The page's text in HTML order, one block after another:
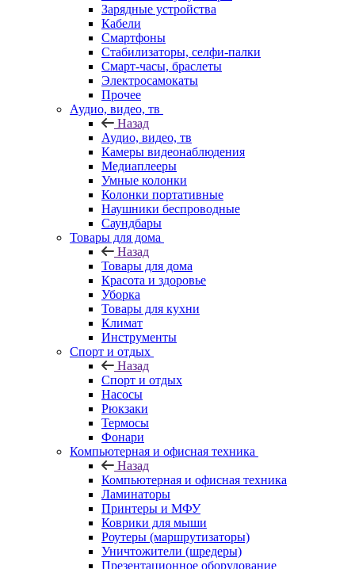
Зарядные устройства
Кабели
Смартфоны
Стабилизаторы, селфи-палки
Смарт-часы, браслеты
Электросамокаты
Прочее
Аудио, видео, тв
Назад
Аудио, видео, тв
Камеры видеонаблюдения
Медиаплееры
Умные колонки
Колонки портативные
Наушники беспроводные
Саундбары
Товары для дома
Назад
Товары для дома
Красота и здоровье
Уборка
Товары для кухни
Климат
Инструменты
Спорт и отдых
Назад
Спорт и отдых
Насосы
Рюкзаки
Термосы
Фонари
Компьютерная и офисная техника
Назад
Компьютерная и офисная техника
Ламинаторы
Принтеры и МФУ
Коврики для мыши
Роутеры (маршрутизаторы)
Уничтожители (шредеры)
Презентационное оборудование